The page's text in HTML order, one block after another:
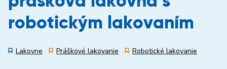
robotickým lakovaním
Lakovne Práškové lakovanie Robotické lakovanie